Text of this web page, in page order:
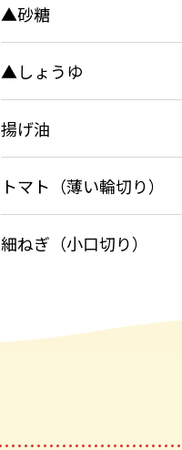
▲砂糖
▲しょうゆ
揚げ油
トマト（薄い輪切り）
細ねぎ（小口切り）